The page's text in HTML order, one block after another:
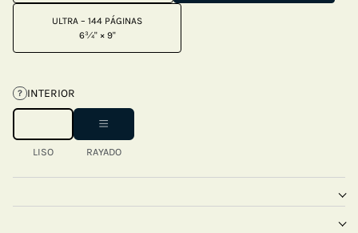
ULTRA – 144 PÁGINAS
6¾" × 9"
? INTERIOR
LISO RAYADO